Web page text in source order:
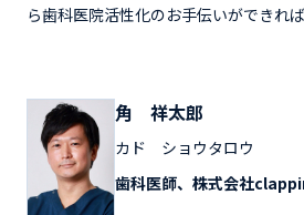
ら歯科医院活性化のお手伝いができれば
角 祥太郎
カド ショウタロウ
歯科医師、株式会社